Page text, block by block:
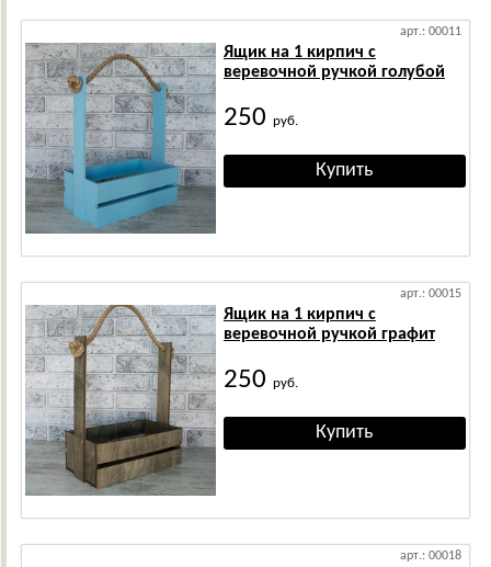
арт.: 00011
Ящик на 1 кирпич с
веревочной ручкой голубой
250 руб.
арт.: 00015
Ящик на 1 кирпич с
веревочной ручкой графит
250 руб.
арт.: 00018